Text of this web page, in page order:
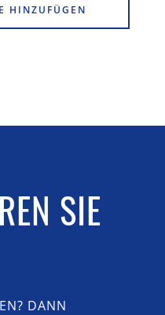
HINZUFÜGEN
SIE
DANN